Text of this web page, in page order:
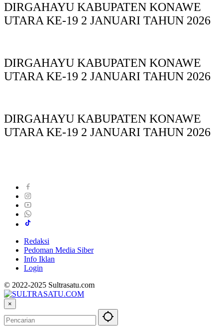
DIRGAHAYU KABUPATEN KONAWE
UTARA KE-19 2 JANUARI TAHUN 2026
DIRGAHAYU KABUPATEN KONAWE
UTARA KE-19 2 JANUARI TAHUN 2026
DIRGAHAYU KABUPATEN KONAWE
UTARA KE-19 2 JANUARI TAHUN 2026
Redaksi
Pedoman Media Siber
Info Iklan
Login
© 2022-2025 Sultrasatu.com
×